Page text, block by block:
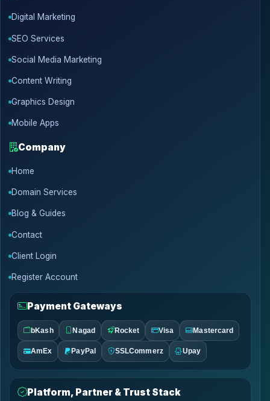
Digital Marketing
SEO Services
Social Media Marketing
Content Writing
Graphics Design
Mobile Apps
Company
Home
Domain Services
Blog & Guides
Contact
Client Login
Register Account
Payment Gateways
bKash Nagad Rocket Visa Mastercard
AmEx PayPal SSLCommerz Upay
Platform, Partner & Trust Stack